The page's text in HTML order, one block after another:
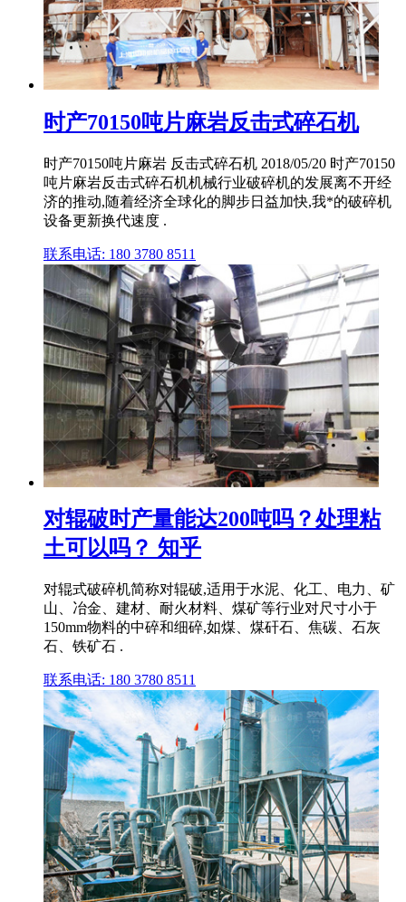
时产70150吨片麻岩反击式碎石机
时产70150吨片麻岩 反击式碎石机 2018/05/20 时产70150
吨片麻岩反击式碎石机机械行业破碎机的发展离不开经
济的推动,随着经济全球化的脚步日益加快,我*的破碎机
设备更新换代速度 .
联系电话: 180 3780 8511
对辊破时产量能达200吨吗？处理粘
土可以吗？ 知乎
对辊式破碎机简称对辊破,适用于水泥、化工、电力、矿
山、冶金、建材、耐火材料、煤矿等行业对尺寸小于
150mm物料的中碎和细碎,如煤、煤矸石、焦碳、石灰
石、铁矿石 .
联系电话: 180 3780 8511